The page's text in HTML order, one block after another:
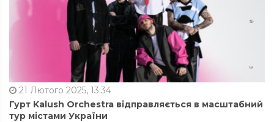
21 Лютого 2025, 13:34
Гурт Kalush Orchestra відправляється в масштабний
тур містами України